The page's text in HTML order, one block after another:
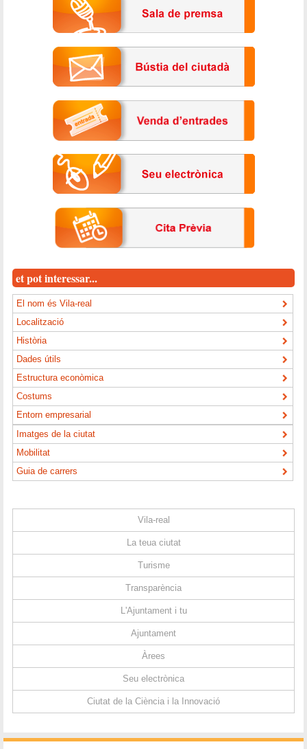
et pot interessar...
El nom és Vila-real
Localització
Història
Dades útils
Estructura econòmica
Costums
Entorn empresarial
Imatges de la ciutat
Mobilitat
Guia de carrers
Vila-real
La teua ciutat
Turisme
Transparència
L'Ajuntament i tu
Ajuntament
Àrees
Seu electrònica
Ciutat de la Ciència i la Innovació